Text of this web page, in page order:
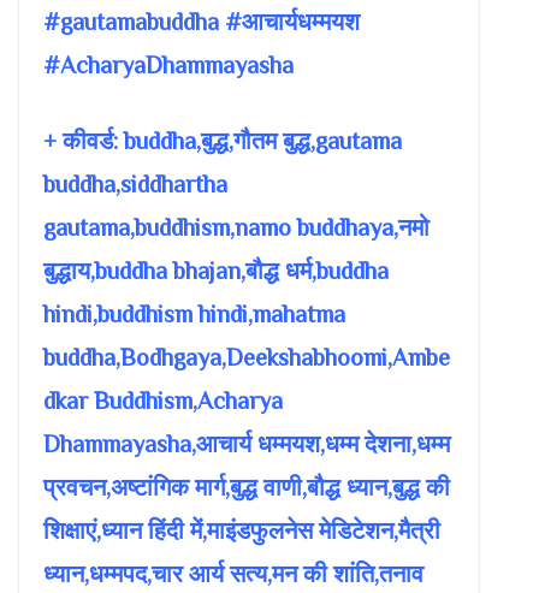
#gautamabuddha #आचार्यधम्मयश
#AcharyaDhammayasha
+ कीवर्ड: buddha,बुद्ध,गौतम बुद्ध,gautama
buddha,siddhartha
gautama,buddhism,namo buddhaya,नमो
बुद्धाय,buddha bhajan,बौद्ध धर्म,buddha
hindi,buddhism hindi,mahatma
buddha,Bodhgaya,Deekshabhoomi,Ambe
dkar Buddhism,Acharya
Dhammayasha,आचार्य धम्मयश,धम्म देशना,धम्म
प्रवचन,अष्टांगिक मार्ग,बुद्ध वाणी,बौद्ध ध्यान,बुद्ध की
शिक्षाएं,ध्यान हिंदी में,माइंडफुलनेस मेडिटेशन,मैत्री
ध्यान,धम्मपद,चार आर्य सत्य,मन की शांति,तनाव